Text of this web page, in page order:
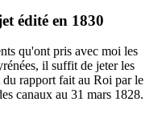
édité en 1830
qu'ont pris avec moi les
il suffit de jeter les
rapport fait au Roi par le
canaux au 31 mars 1828.